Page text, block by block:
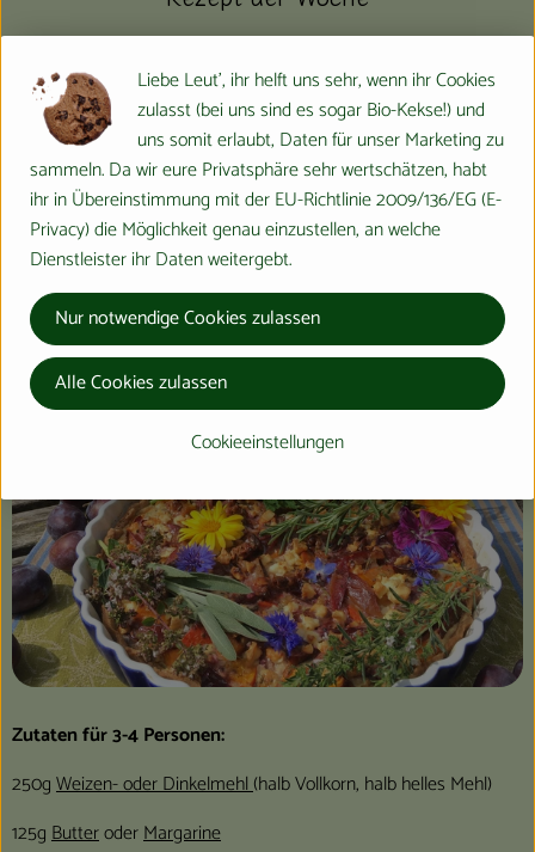
Kürbistarte mit Zwetschgen
zur Verfügung gestellt von Katrin Schlick, Lotta Karotta, Gleichen-
Rittmarshausen
Zutaten für 3-4 Personen:
250gWeizen- oder Dinkelmehl(halb Vollkorn, halb helles Mehl)
125gButteroderMargarine
Liebe Leut', ihr helft uns sehr, wenn ihr Cookies
zulasst (bei uns sind es sogar Bio-Kekse!) und
uns somit erlaubt, Daten für unser Marketing zu
sammeln. Da wir eure Privatsphäre sehr wertschätzen, habt
ihr in Übereinstimmung mit der EU-Richtlinie 2009/136/EG (E-
Privacy) die Möglichkeit genau einzustellen, an welche
Dienstleister ihr Daten weitergebt.
Cookieeinstellungen
Nur notwendige Cookies zulassen
Alle Cookies zulassen